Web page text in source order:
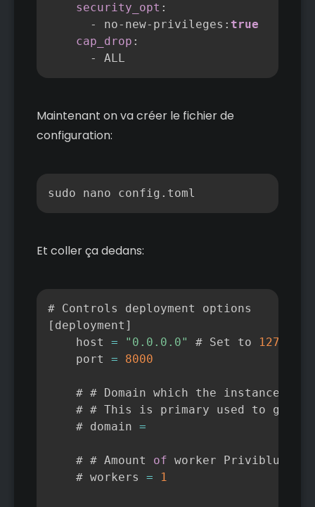
security_opt :
-
no- new- privileges : true
cap_drop :
-
ALL
Maintenant on va créer le fichier de
configuration:
sudo nano config.toml
Et coller ça dedans:
[ deployment ]
    host
= "0.0.0.0" # Set to 127.0
    port
= 8000
# # Domain which the instance is
# # This is primary used to
    # domain
=
    # # Amount
of worker Priviblur
    # workers
= 1